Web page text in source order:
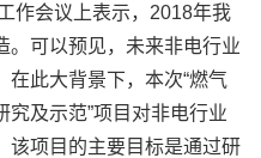
作会议上表示，2018年我
。可以预见，未来非电行业
此大背景下，本次“燃气
及示范”项目对非电行业
该项目的主要目标是通过研